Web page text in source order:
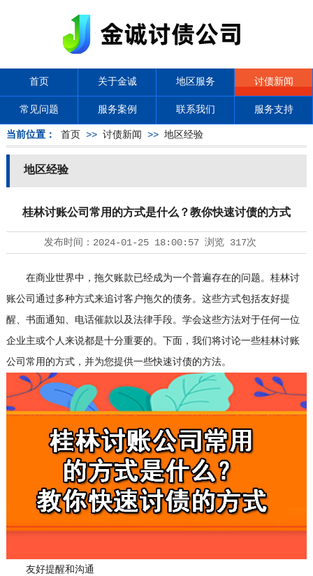
首页 关于金诚 地区服务 讨债新闻
常见问题 服务案例 联系我们 服务支持
当前位置： 首页 >> 讨债新闻 >> 地区经验
地区经验
桂林讨账公司常用的方式是什么？教你快速讨债的方式
发布时间： 2024-01-25 18:00:57浏览 317次
在商业世界中，拖欠账款已经成为一个普遍存在的问题。桂林讨
账公司通过多种方式来追讨客户拖欠的债务。这些方式包括友好提
醒、书面通知、电话催款以及法律手段。学会这些方法对于任何一位
企业主或个人来说都是十分重要的。下面，我们将讨论一些桂林讨账
公司常用的方式，并为您提供一些快速讨债的方法。
友好提醒和沟通